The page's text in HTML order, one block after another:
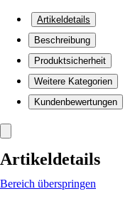
Artikeldetails
Beschreibung
Produktsicherheit
Weitere Kategorien
Kundenbewertungen
Artikeldetails
Bereich überspringen